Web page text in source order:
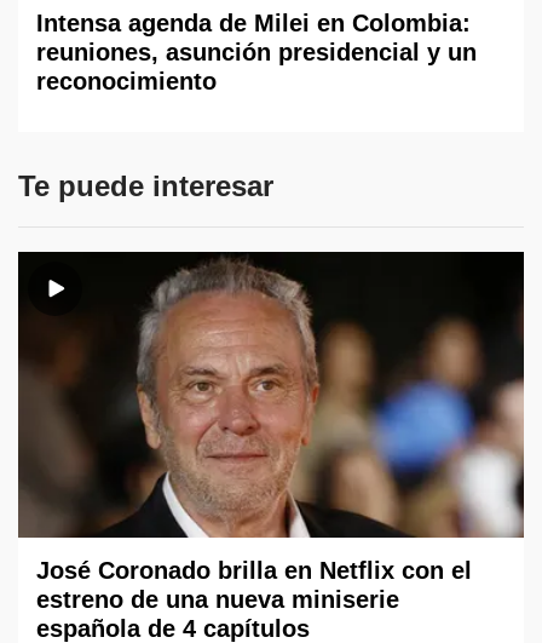
Intensa agenda de Milei en Colombia:
reuniones, asunción presidencial y un
reconocimiento
Te puede interesar
José Coronado brilla en Netflix con el
estreno de una nueva miniserie
española de 4 capítulos